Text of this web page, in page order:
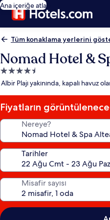
Ana içeriğe atla
Tüm konaklama yerlerini
Nomad Hotel &
4.5
yıldızlı
yeri
Albir Plajı yakınında, kapalı havuz
Fiyatların
Nereye?
Tarihler
Misafir sayısı